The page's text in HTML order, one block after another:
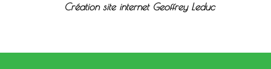
Création site internet Geoffrey Leduc